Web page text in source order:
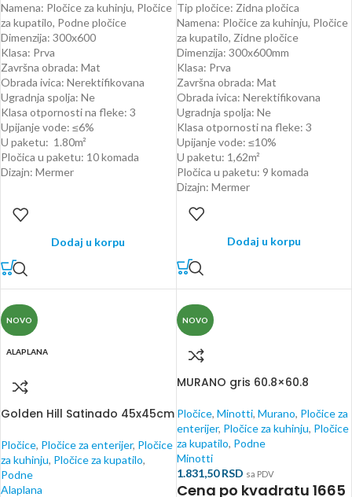
Namena: Pločice za kuhinju, Pločice
za kupatilo, Podne pločice
Dimenzija: 300x600
Klasa: Prva
Završna obrada: Mat
Obrada ivica: Nerektifikovana
Ugradnja spolja: Ne
Klasa otpornosti na fleke: 3
Upijanje vode: ≤6%
U paketu: 1.80m²
Pločica u paketu: 10 komada
Dizajn: Mermer
Dodaj u korpu
Tip pločice: Zidna pločica
Namena: Pločice za kuhinju, Pločice
za kupatilo, Zidne pločice
Dimenzija: 300x600mm
Klasa: Prva
Završna obrada: Mat
Obrada ivica: Nerektifikovana
Ugradnja spolja: Ne
Klasa otpornosti na fleke: 3
Upijanje vode: ≤10%
U paketu: 1,62m²
Pločica u paketu: 9 komada
Dizajn: Mermer
Dodaj u korpu
NOVO
ALAPLANA
Golden Hill Satinado 45x45cm
Pločice, Pločice za enterijer, Pločice
za kuhinju, Pločice za kupatilo,
Podne
Alaplana
NOVO
MURANO gris 60.8×60.8
Pločice, Minotti, Murano, Pločice za
enterijer, Pločice za kuhinju, Pločice
za kupatilo, Podne
Minotti
1.831,50RSD sa PDV
Cena po kvadratu 1665